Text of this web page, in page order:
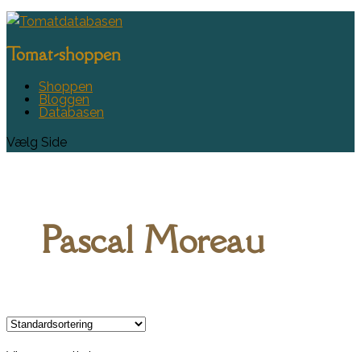
Tomat-shoppen
Shoppen
Bloggen
Databasen
Vælg Side
Pascal Moreau